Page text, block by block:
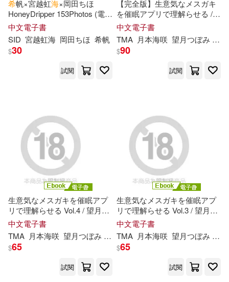
本書編委會(72) 海明威(70)
（法）凡爾納(68) 蔡立宏(66)
（日）尾田榮一郎(58)
海子(50) 馬場康誌(50)
中國地圖出版社(48)
（美）歐內斯特·海明威(47)
井上堅二(46)
（德）埃里希·凱斯特納(46)
人民郵電出版社(324)
上海交通大學出版社(311)
PAD(302)
上海文藝出版社(273)
商務印書館(273)
時報出版(269)
人民交通出版社(242)
上海三聯書店(241)
可菲律賓店取(42381)
(可複選)
本週上市新品(70)
電子書 (可複選)
適合手機平板閱讀(1654)
適合平板閱讀(1985)
免費電子書(49)
希帆×宮越虹海×岡田ちほ
HoneyDripper 153Photos (電子
書)
中文電子書
SID 宮越虹海 岡田ちほ 希帆
$30
試閱
【完全版】生意気なメスガキ
を催眠アプリで理解らせる /
望月つぼみ 月本
(電子書)
中文電子書
TMA 月本海咲 望月つぼみ 紬
$90
試閱
生意気なメスガキを催眠アプ
リで理解らせる Vol.4 / 望月つ
ぼみ 月本海
書)
中文電子書
TMA 月本海咲 望月つぼみ 紬 希ゆら
$65
試閱
生意気なメスガキを催眠アプ
リで理解らせる Vol.3 / 望月つ
ぼみ 月本海
書)
中文電子書
TMA 月本海咲 望月つぼみ 紬
$65
試閱